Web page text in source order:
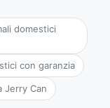
domestici
con garanzia
Jerry Can